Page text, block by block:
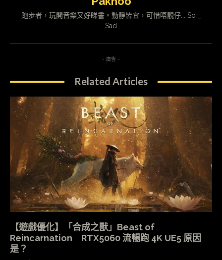
跑步者，玩開音樂又好睇書。動靜皆宜，可惜唔靚仔... So _
Sad
- 廣告 -
Related Articles
【遊戲優化】「合成之獸」Beast of
Reincarnation RTX5060 流暢跑 4K UE5 原因
是？